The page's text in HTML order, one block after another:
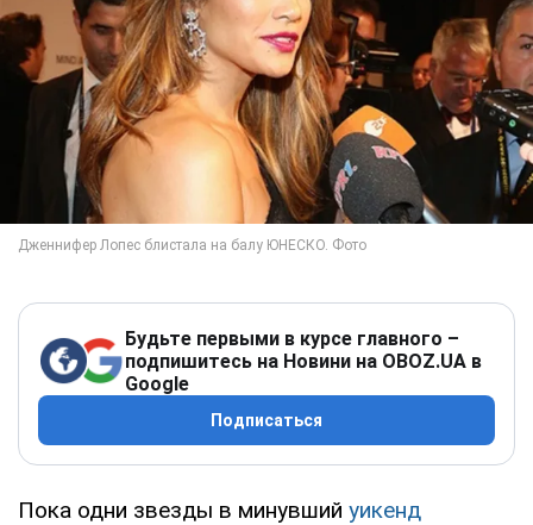
Будьте первыми в курсе главного –
подпишитесь на Новини на OBOZ.UA в
Google
Подписаться
Пока одни звезды в минувший уикенд